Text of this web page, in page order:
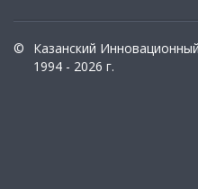
©
Казанский
1994 - 2026 г.